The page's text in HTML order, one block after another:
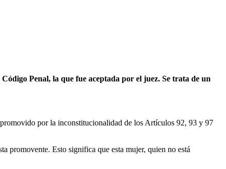
Penal, la que fue aceptada por el juez. Se trata de un
por la inconstitucionalidad de los Artículos 92, 93 y 97
promovente. Esto significa que esta mujer, quien no está